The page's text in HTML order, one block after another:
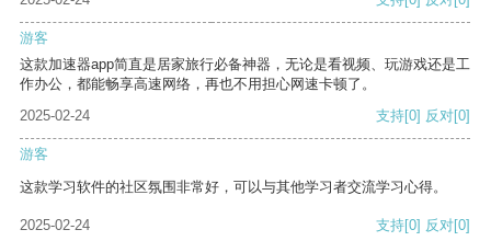
游客
这款加速器app简直是居家旅行必备神器，无论是看视频、玩游戏还是工
作办公，都能畅享高速网络，再也不用担心网速卡顿了。
2025-02-24
支持[0] 反对[0]
游客
这款学习软件的社区氛围非常好，可以与其他学习者交流学习心得。
2025-02-24 支持[0] 反对[0]